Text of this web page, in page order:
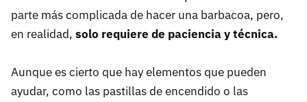
parte más complicada de hacer una barbacoa, pero,
en realidad, solo requiere de paciencia y técnica.
Aunque es cierto que hay elementos que pueden
ayudar, como las pastillas de encendido o las